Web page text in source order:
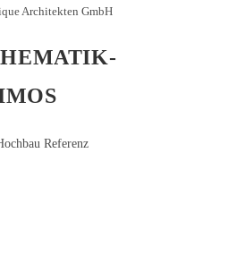
Architekten GmbH
Referenz